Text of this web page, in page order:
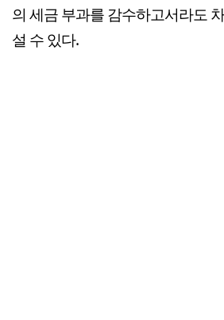
의 세금 부과를 감수하고서라도
설 수 있다.